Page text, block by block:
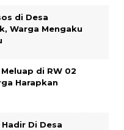
di Desa
Warga Mengaku
di RW 02
Harapkan
Di Desa